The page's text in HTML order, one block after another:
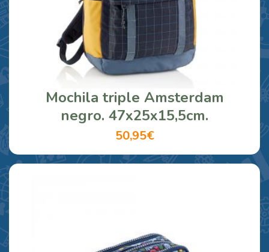
Mochila triple Amsterdam
negro. 47x25x15,5cm.
50,95€